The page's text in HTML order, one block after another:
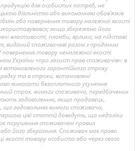
для особистих потреб, не
діяльністю або виконанням обов’язків
або повернення товару належної якості
якщо збережено його
властивості, пломби, ярлики; на підставі
виданий споживачеві разом з проданим
товару неналежної якості
України «про захист прав споживачів»: в
встановленого гарантійного строку
та в строки, встановлені
вимагати безоплатного усунення
строк. вимоги споживача, передбачених
задоволенню, якщо продавець,
що задовольняє вимоги споживача,
цієї статті) доведуть, що недоліки
порушення споживачем правил
його зберігання. Споживач має право
якості товару особисто або через свого